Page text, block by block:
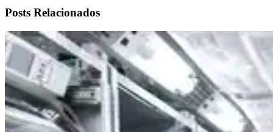
Posts Relacionados